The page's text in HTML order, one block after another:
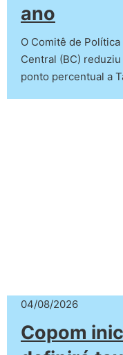
ano
O Comitê de
Central (BC)
ponto percentual a
04/08/2026
Copom